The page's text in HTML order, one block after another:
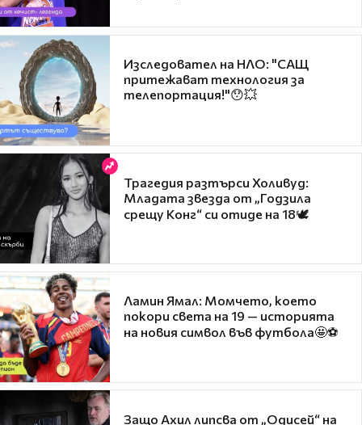
Изследовател на НЛО: "САЩ
притежават технология за
телепортация!"😯💥
Трагедия разтърси Холивуд:
Младата звезда от „Годзила
срещу Конг“ си отиде на 18🕊️
Ламин Ямал: Момчето, което
покори света на 19 — историята
на новия символ във футбола🤩⚽
Защо Ахил липсва от „Одисей“ на